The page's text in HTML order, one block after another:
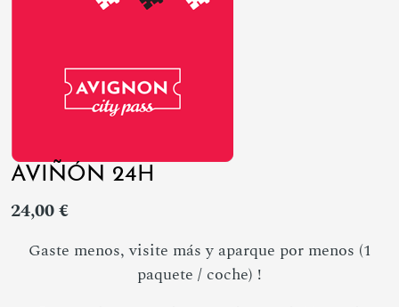
AVIÑÓN 24H
24,00 €
Gaste menos, visite más y aparque por menos (1
paquete / coche) !